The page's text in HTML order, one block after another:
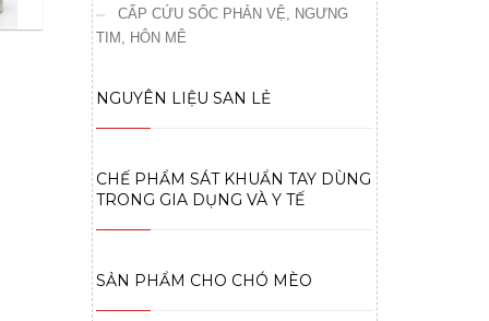
CẤP CỨU SỐC PHẢN VỆ, NGƯNG
TIM, HÔN MÊ
NGUYÊN LIỆU SAN LẺ
CHẾ PHẨM SÁT KHUẨN TAY DÙNG
TRONG GIA DỤNG VÀ Y TẾ
SẢN PHẨM CHO CHÓ MÈO